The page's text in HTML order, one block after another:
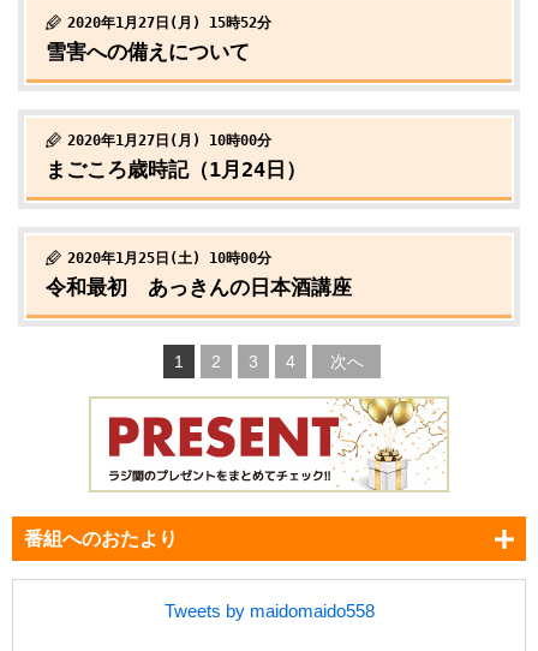
2020年1月27日(月) 15時52分
雪害への備えについて
2020年1月27日(月) 10時00分
まごころ歳時記（1月24日）
2020年1月25日(土) 10時00分
令和最初 あっきんの日本酒講座
1 2 3 4 次へ
番組へのおたより
Tweets by maidomaido558